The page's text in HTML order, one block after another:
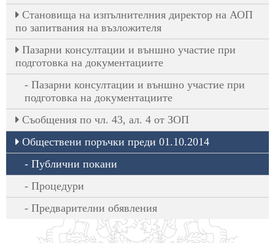
Становища на изпълнителния директор на АОП
по запитвания на възложителя
Пазарни консултации и външно участие при
подготовка на документациите
Пазарни консултации и външно участие при
подготовка на документациите
Съобщения по чл. 43, ал. 4 от ЗОП
Обществени поръчки преди 01.10.2014
Публични покани
Процедури
Предварителни обявления